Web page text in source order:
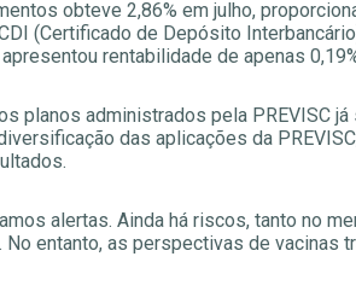
obteve 2,86% em julho,
(Certificado de Depósito
rentabilidade de apenas
planos administrados pela PREVISC
das aplicações da
alertas. Ainda há riscos, tanto no
No entanto, as perspectivas de vacinas